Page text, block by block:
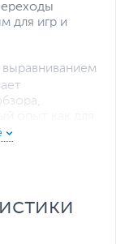
для игр и